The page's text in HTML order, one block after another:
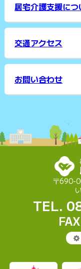
居宅介護支援につ
交通アクセス
お問い合わせ
〒690-
TEL.